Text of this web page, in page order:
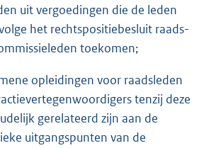
uit vergoedingen die de leden
het rechtspositiebesluit raads-
toekomen;
opleidingen voor raadsleden
tenzij deze
gerelateerd zijn aan de
uitgangspunten van de